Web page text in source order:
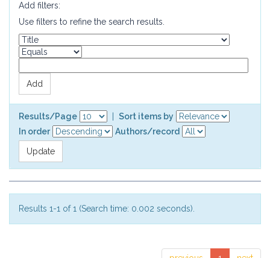
Add filters:
Use filters to refine the search results.
Results/Page
Sort items by
In order
Authors/record
Results 1-1 of 1 (Search time: 0.002 seconds).